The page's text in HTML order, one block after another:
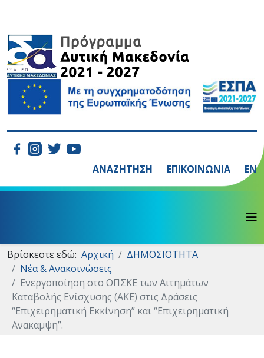
ΑΝΑΖΗΤΗΣΗ ΕΠΙΚΟΙΝΩΝΙΑ EN
Βρίσκεστε εδώ: Αρχική
ΔΗΜΟΣΙΟΤΗΤΑ
Νέα & Ανακοινώσεις
Eνεργοποίηση στο ΟΠΣΚΕ των Αιτημάτων
Καταβολής Ενίσχυσης (ΑΚΕ) στις Δράσεις
“Επιχειρηματική Εκκίνηση” και “Επιχειρηματική
Ανακαμψη”.